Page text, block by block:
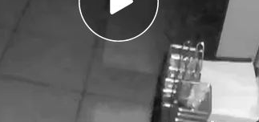
‘Mystery News’un
espectadora de
En las imágenes, se muestra